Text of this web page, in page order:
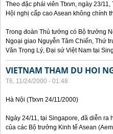
Theo đặc phái viên Ttxvn, ngày 23/
Hội nghị cấp cao Asean không chính
Trong đoàn Thủ tướng có Bộ trưởng
Ngoại giao Nguyễn Tâm Chiến, Thứ
Văn Trọng Lý, Đại sứ Việt Nam tại
VIETNAM THAM DU HOI
T6, 11/24/2000 - 01:48
Hà Nội (Ttxvn 24/11/2000)
Ngày 24/11, tại Singapore, đã diễn
của các Bộ trưởng Kinh tế Asean